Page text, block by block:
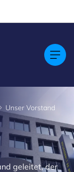
Unser Vorstand
geleitet, der